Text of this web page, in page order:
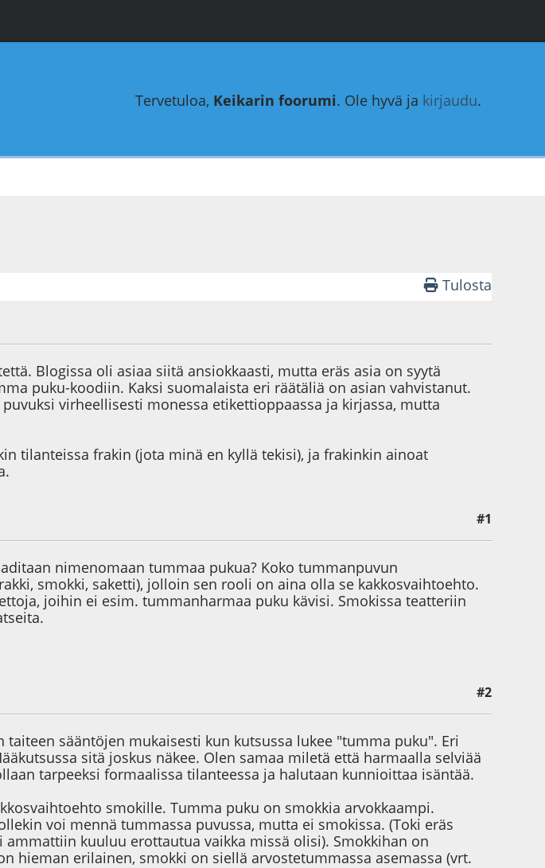
Tervetuloa, Keikarin foorumi. Ole hyvä ja kirjaudu.
Tulosta
Blogissa oli asiaa siitä ansiokkaasti, mutta eräs asia on syytä
puku-koodiin. Kaksi suomalaista eri räätäliä on asian vahvistanut.
virheellisesti monessa etikettioppaassa ja kirjassa, mutta
tilanteissa frakin (jota minä en kyllä tekisi), ja frakinkin ainoat
#1
nimenomaan tummaa pukua? Koko tummanpuvun
smokki, saketti), jolloin sen rooli on aina olla se kakkosvaihtoehto.
joihin ei esim. tummanharmaa puku kävisi. Smokissa teatteriin
#2
sääntöjen mukaisesti kun kutsussa lukee "tumma puku". Eri
sitä joskus näkee. Olen samaa miletä että harmaalla selviää
tarpeeksi formaalissa tilanteessa ja halutaan kunnioittaa isäntää.
smokille. Tumma puku on smokkia arvokkaampi.
voi mennä tummassa puvussa, mutta ei smokissa. (Toki eräs
kuuluu erottautua vaikka missä olisi). Smokkihan on
hieman erilainen, smokki on siellä arvostetummassa asemassa (vrt.